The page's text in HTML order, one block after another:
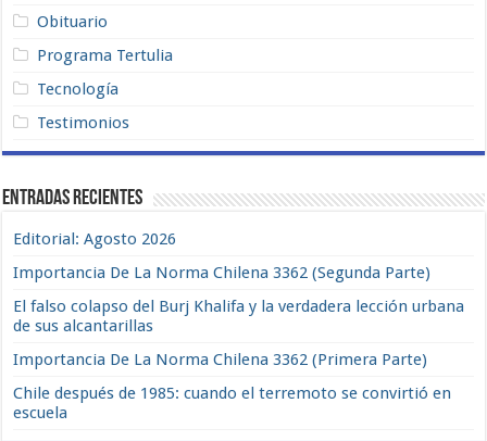
Obituario
Programa Tertulia
Tecnología
Testimonios
Entradas recientes
Editorial: Agosto 2026
Importancia De La Norma Chilena 3362 (Segunda Parte)
El falso colapso del Burj Khalifa y la verdadera lección urbana
de sus alcantarillas
Importancia De La Norma Chilena 3362 (Primera Parte)
Chile después de 1985: cuando el terremoto se convirtió en
escuela